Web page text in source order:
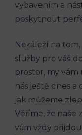
vybavením a
poskytnout
Nezáleží na
služby pro váš
prostor, my
nás ještě dnes
jak můžeme
Věříme, že naše
vám vždy